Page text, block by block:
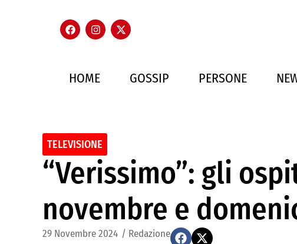
HOME GOSSIP PERSONE
TELEVISIONE
“Verissimo”: gli
novembre e
29 Novembre 2024 / Redazione